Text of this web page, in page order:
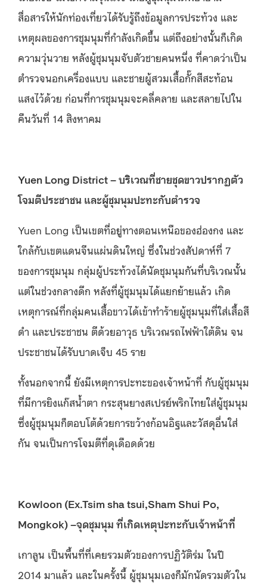
สื่อสารให้นักท่องเที่ยวได้รับรู้ถึงข้อมูลการประท้วง และ
เหตุผลของการชุมนุมที่กำลังเกิดขึ้น แต่ถึงอย่างนั้นก็เกิด
ความวุ่นวาย หลังผู้ชุมนุมจับตัวชายคนหนึ่ง ที่คาดว่าเป็น
ตำรวจนอกเครื่องแบบ และชายผู้สวมเสื้อกั๊กสีสะท้อน
แสงไว้ด้วย ก่อนที่การชุมนุมจะคลี่คลาย และสลายไปใน
คืนวันที่ 14 สิงหาคม
Yuen Long District – บริเวณที่ชายชุดขาวปรากฏตัว
โจมตีประชาชน และผู้ชุมนุมปะทะกับตำรวจ
Yuen Long เป็นเขตที่อยู่ทางตอนเหนือของฮ่องกง และ
ใกล้กับเขตแดนจีนแผ่นดินใหญ่ ซึ่งในช่วงสัปดาห์ที่ 7
ของการชุมนุม กลุ่มผู้ประท้วงได้นัดชุมนุมกันที่บริเวณนั้น
แต่ในช่วงกลางดึก หลังที่ผู้ชุมนุมได้แยกย้ายแล้ว เกิด
เหตุการณ์ที่กลุ่มคนเสื้อขาวได้เข้าทำร้ายผู้ชุมนุมที่ใส่เสื้อสี
ดำ และประชาชน ตีด้วยอาวุธ บริเวณรถไฟฟ้าใต้ดิน จน
ประชาชนได้รับบาดเจ็บ 45 ราย
ทั้งนอกจากนี้ ยังมีเหตุการปะทะของเจ้าหน้าที่ กับผู้ชุมนุม
ที่มีการยิงแก๊สน้ำตา กระสุนยางสเปรย์พริกไทยใส่ผู้ชุมนุม
ซึ่งผู้ชุมนุมก็ตอบโต้ด้วยการขว้างก้อนอิฐและวัสดุอื่นใส่
กัน จนเป็นการโจมตีที่ดุเดือดด้วย
Kowloon (Ex.Tsim sha tsui,Sham Shui Po,
Mongkok) –จุดชุมนุม ที่เกิดเหตุปะทะกับเจ้าหน้าที่
เกาลูน เป็นพื้นที่ที่เคยรวมตัวของการปฏิวัติร่ม ในปี
2014 มาแล้ว และในครั้งนี้ ผู้ชุมนุมเองก็มักนัดรวมตัวใน